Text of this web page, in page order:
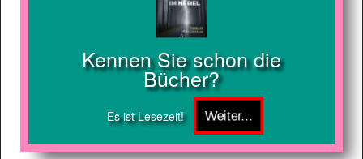
Kennen Sie schon die
Bücher?
Es ist Lesezeit!